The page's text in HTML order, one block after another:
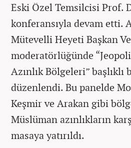
Eski Özel Temsilcisi Prof.
konferansıyla devam etti.
Mütevelli Heyeti Başkan
moderatörlüğünde
Azınlık Bölgeleri” başlıklı
düzenlendi. Bu panelde
Keşmir ve Arakan gibi
Müslüman azınlıkların
masaya yatırıldı.